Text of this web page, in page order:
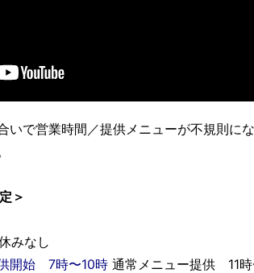
いで営業時間／提供メニューが不規則にな
＞
みなし
開始 7時〜10時 通常メニュー提供 11時